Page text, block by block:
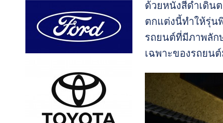
ด้วยหนังสีดำเดิน
ตกแต่งนี้ทำให้รุ่น
รถยนต์ที่มีภาพลัก
เฉพาะของรถยน